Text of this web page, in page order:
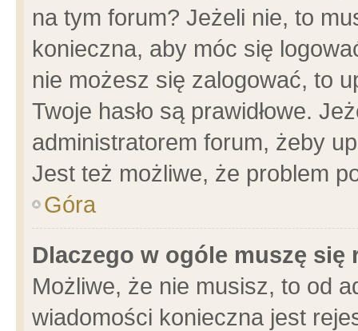
na tym forum? Jeżeli nie, to
konieczna, aby móc się
nie możesz się zalogować, to
Twoje hasło są prawidłowe.
administratorem forum, żeby
Jest też możliwe, że problem
Góra
Dlaczego w ogóle muszę się
Możliwe, że nie musisz, to od
wiadomości konieczna jest